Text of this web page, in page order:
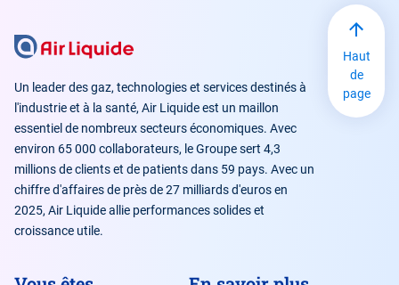
Un leader des gaz, technologies et services destinés à
l'industrie et à la santé, Air Liquide est un maillon
essentiel de nombreux secteurs économiques. Avec
environ 65 000 collaborateurs, le Groupe sert 4,3
millions de clients et de patients dans 59 pays. Avec un
chiffre d'affaires de près de 27 milliards d'euros en
2025, Air Liquide allie performances solides et
croissance utile.
Haut
de
page